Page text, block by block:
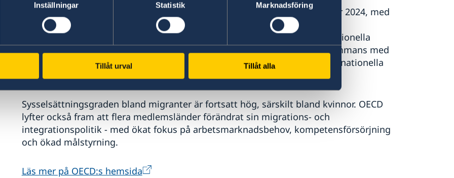
Inställningar Statistik Marknadsföring
Tillåt urval Tillåt alla
Rapporten visar att antalet nya asylansökningar nådde rekordnivåer under 2024, med
tre miljoner registrerade ansökningar – mer än hälften i USA. Tillfällig
arbetskraftsinvandring låg kvar på höga nivåer, medan inflödet av internationella
studenter minskade i flera stora mottagarländer. Sverige gick dock (tillsammans med
Danmark, Korea och Nya Zeeland) mot strömmen, med en ökning av internationella
studenter på mellan 14 och 19 %.
Sysselsättningsgraden bland migranter är fortsatt hög, särskilt bland kvinnor. OECD
lyfter också fram att flera medlemsländer förändrat sin migrations- och
integrationspolitik - med ökat fokus på arbetsmarknadsbehov, kompetensförsörjning
och ökad målstyrning.
Läs mer på OECD:s hemsida